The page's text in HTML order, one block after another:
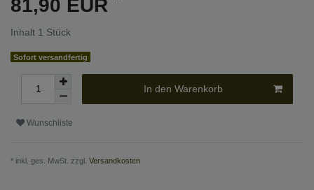
81,90 EUR
Inhalt 1 Stück
Sofort versandfertig
In den Warenkorb
Wunschliste
* inkl. ges. MwSt. zzgl. Versandkosten